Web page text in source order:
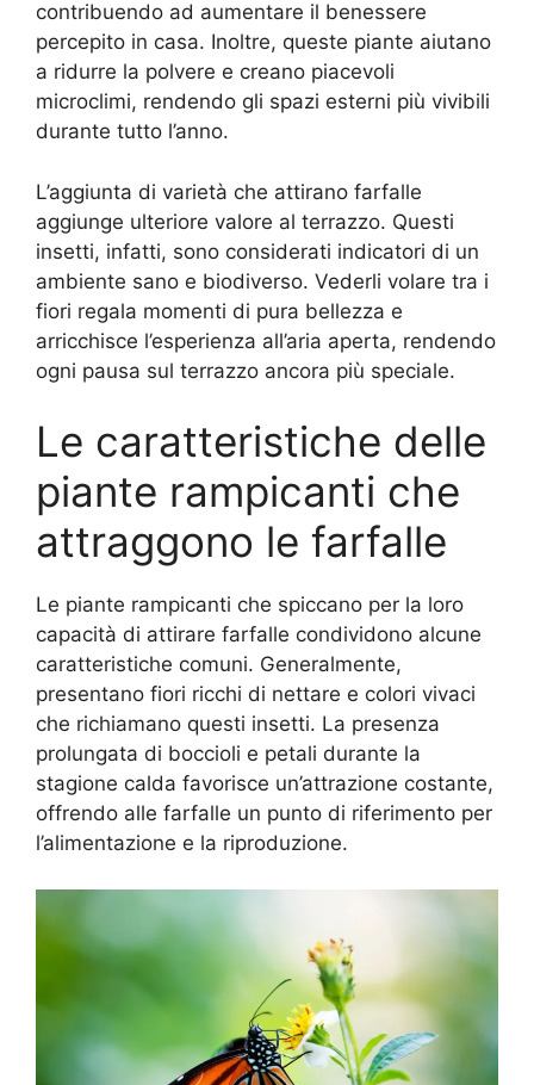
contribuendo ad aumentare il benessere
percepito in casa. Inoltre, queste piante aiutano
a ridurre la polvere e creano piacevoli
microclimi, rendendo gli spazi esterni più vivibili
durante tutto l’anno.
L’aggiunta di varietà che attirano farfalle
aggiunge ulteriore valore al terrazzo. Questi
insetti, infatti, sono considerati indicatori di un
ambiente sano e biodiverso. Vederli volare tra i
fiori regala momenti di pura bellezza e
arricchisce l’esperienza all’aria aperta, rendendo
ogni pausa sul terrazzo ancora più speciale.
Le caratteristiche delle
piante rampicanti che
attraggono le farfalle
Le piante rampicanti che spiccano per la loro
capacità di attirare farfalle condividono alcune
caratteristiche comuni. Generalmente,
presentano fiori ricchi di nettare e colori vivaci
che richiamano questi insetti. La presenza
prolungata di boccioli e petali durante la
stagione calda favorisce un’attrazione costante,
offrendo alle farfalle un punto di riferimento per
l’alimentazione e la riproduzione.